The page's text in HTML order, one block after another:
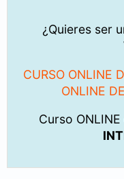
¿Quieres ser
CURSO ONLINE
ONLINE
Curso